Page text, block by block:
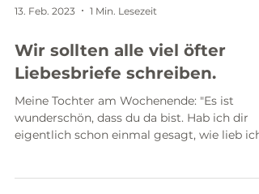
13. Feb. 2023 1 Min. Lesezeit
Wir sollten alle viel öfter
Liebesbriefe schreiben.
Meine Tochter am Wochenende: "Es ist